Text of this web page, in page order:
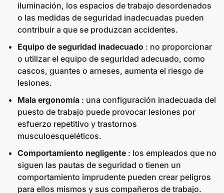
iluminación, los espacios de trabajo desordenados
o las medidas de seguridad inadecuadas pueden
contribuir a que se produzcan accidentes.
Equipo de seguridad inadecuado : no proporcionar
o utilizar el equipo de seguridad adecuado, como
cascos, guantes o arneses, aumenta el riesgo de
lesiones.
Mala ergonomía : una configuración inadecuada del
puesto de trabajo puede provocar lesiones por
esfuerzo repetitivo y trastornos
musculoesqueléticos.
Comportamiento negligente : los empleados que no
siguen las pautas de seguridad o tienen un
comportamiento imprudente pueden crear peligros
para ellos mismos y sus compañeros de trabajo.